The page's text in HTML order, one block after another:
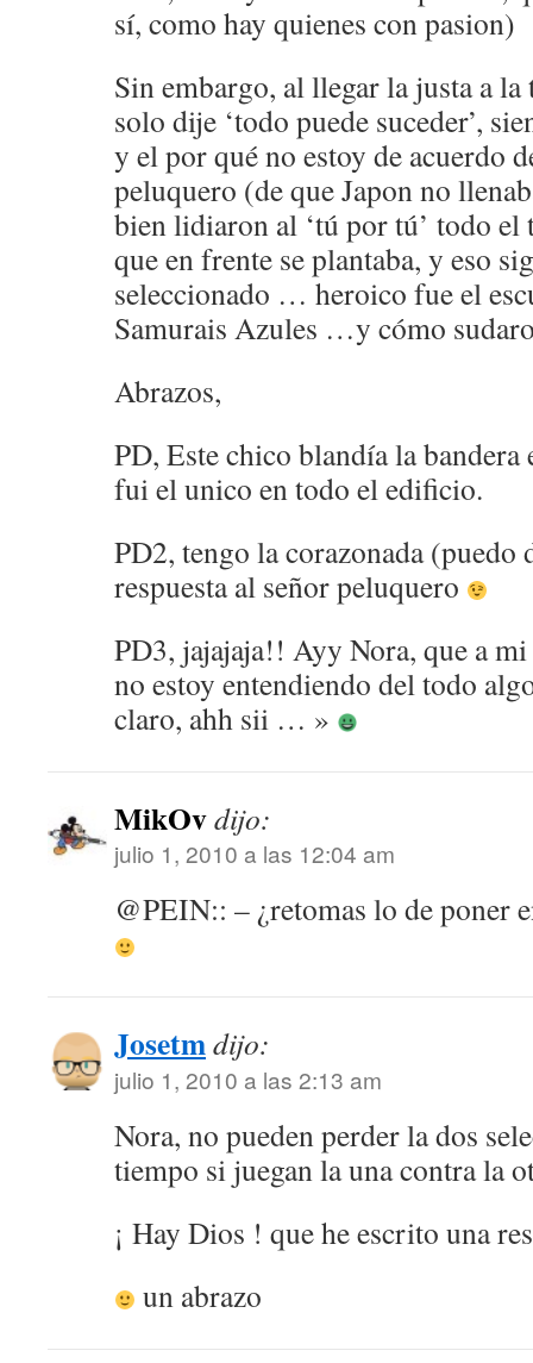
sí, como hay quienes con pasion)
Sin embargo, al llegar la justa a la
solo dije ‘todo puede suceder’,
y el por qué no estoy de acuerdo
peluquero (de que Japon no
bien lidiaron al ‘tú por tú’ todo
que en frente se plantaba, y eso
seleccionado … heroico fue el
Samurais Azules …y cómo
Abrazos,
PD, Este chico blandía la
fui el unico en todo el edificio.
PD2, tengo la corazonada (puedo
respuesta al señor peluquero
PD3, jajajaja!! Ayy Nora, que a
no estoy entendiendo del todo
claro, ahh sii … »
MikOvdijo:
julio 1, 2010 a las 12:04 am
@PEIN:: – ¿retomas lo de poner
Josetmdijo:
julio 1, 2010 a las 2:13 am
Nora, no pueden perder la dos
tiempo si juegan la una contra la
¡ Hay Dios ! que he escrito una
un abrazo